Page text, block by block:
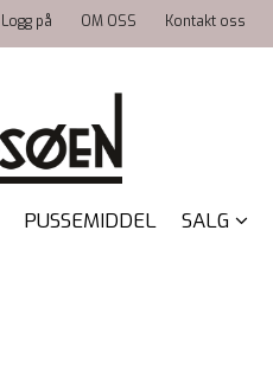
Logg på OM OSS Kontakt oss
PUSSEMIDDEL SALG